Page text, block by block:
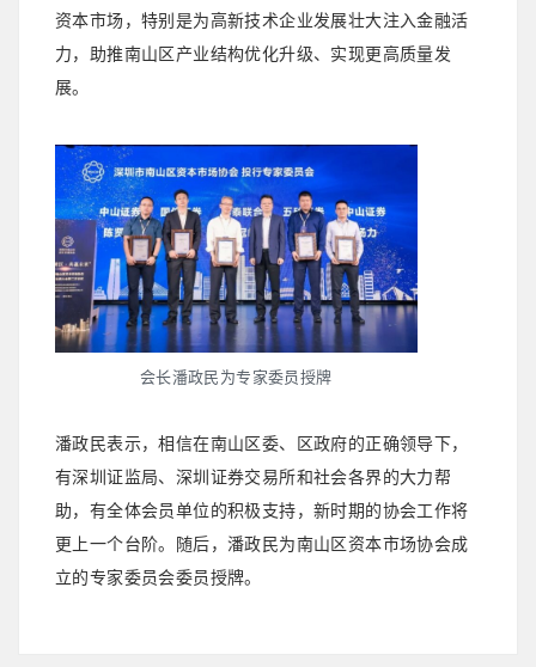
资本市场，特别是为高新技术企业发展壮大注入金融活
力，助推南山区产业结构优化升级、实现更高质量发
展。
会长潘政民为专家委员授牌
潘政民表示，相信在南山区委、区政府的正确领导下，
有深圳证监局、深圳证券交易所和社会各界的大力帮
助，有全体会员单位的积极支持，新时期的协会工作将
更上一个台阶。随后，潘政民为南山区资本市场协会成
立的专家委员会委员授牌。